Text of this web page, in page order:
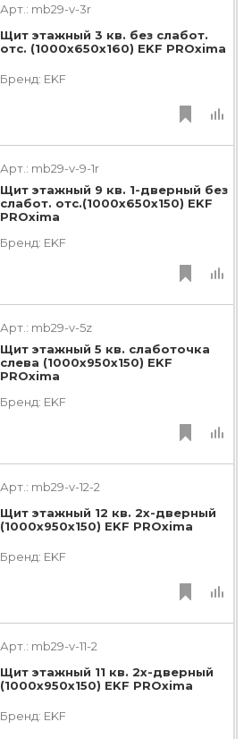
Арт.: mb29-v-3r
Щит этажный 3 кв. без слабот.
отс. (1000х650х160) EKF PROxima
Бренд: EKF
Арт.: mb29-v-9-1r
Щит этажный 9 кв. 1-дверный без
слабот. отс.(1000х650х150) EKF
PROxima
Бренд: EKF
Арт.: mb29-v-5z
Щит этажный 5 кв. слаботочка
слева (1000х950х150) EKF
PROxima
Бренд: EKF
Арт.: mb29-v-12-2
Щит этажный 12 кв. 2х-дверный
(1000х950х150) EKF PROxima
Бренд: EKF
Арт.: mb29-v-11-2
Щит этажный 11 кв. 2х-дверный
(1000х950х150) EKF PROxima
Бренд: EKF